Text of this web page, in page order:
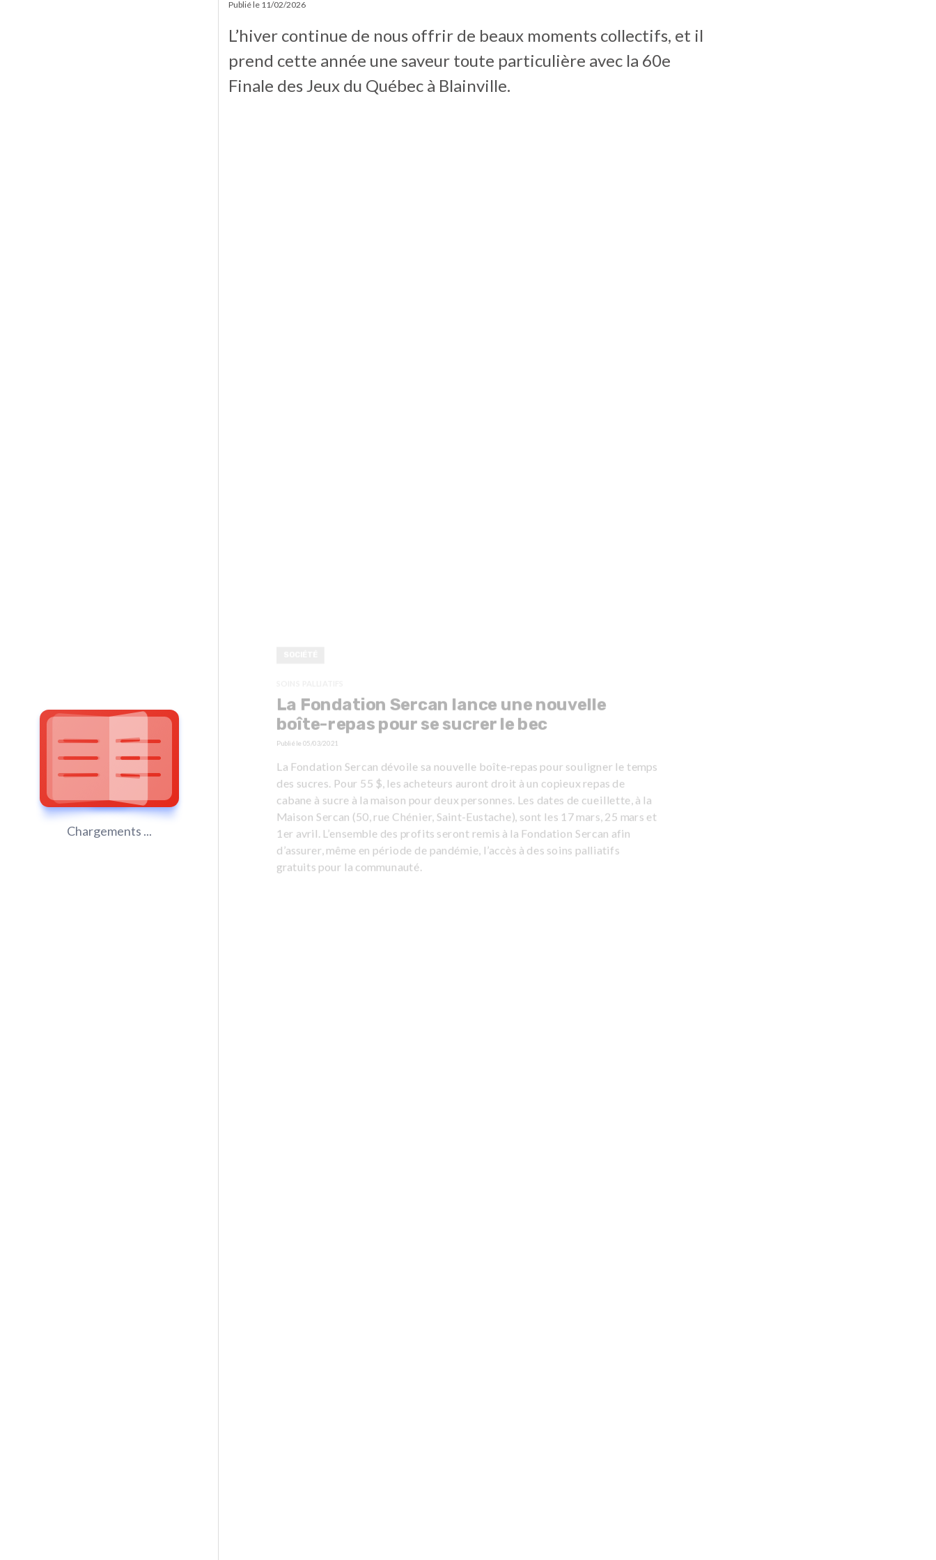
Chargements ...
Publié le 11/02/2026
L’hiver continue de nous offrir de beaux moments collectifs, et il
prend cette année une saveur toute particulière avec la 60e
Finale des Jeux du Québec à Blainville.
La Fondation Sercan lance une nouvelle
boîte-repas pour se sucrer le bec
Publié le 05/03/2021
La Fondation Sercan dévoile sa nouvelle boîte-repas pour souligner le temps
des sucres. Pour 55 $, les acheteurs auront droit à un copieux repas de
cabane à sucre à la maison pour deux personnes. Les dates de cueillette, à la
Maison Sercan (50, rue Chénier, Saint-Eustache), sont les 17 mars, 25 mars et
1er avril. L’ensemble des profits seront remis à la Fondation Sercan afin
d’assurer, même en période de pandémie, l’accès à des soins palliatifs
gratuits pour la communauté.